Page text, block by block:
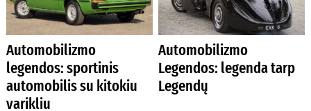
Automobilizmo
legendos: sportinis
automobilis su kitokiu
varikliu
Automobilizmo
Legendos: legenda tarp
Legendų